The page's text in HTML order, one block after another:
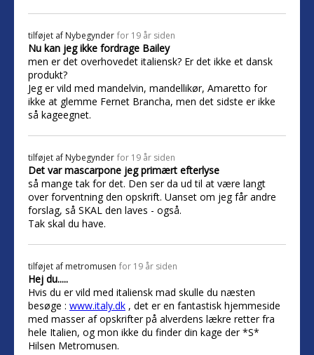
tilføjet af Nybegynder for 19 år siden
Nu kan jeg ikke fordrage Bailey
men er det overhovedet italiensk? Er det ikke et dansk
produkt?
Jeg er vild med mandelvin, mandellikør, Amaretto for
ikke at glemme Fernet Brancha, men det sidste er ikke
så kageegnet.
tilføjet af Nybegynder for 19 år siden
Det var mascarpone jeg primært efterlyse
så mange tak for det. Den ser da ud til at være langt
over forventning den opskrift. Uanset om jeg får andre
forslag, så SKAL den laves - også.
Tak skal du have.
tilføjet af metromusen for 19 år siden
Hej du.....
Hvis du er vild med italiensk mad skulle du næsten
besøge : www.italy.dk , det er en fantastisk hjemmeside
med masser af opskrifter på alverdens lækre retter fra
hele Italien, og mon ikke du finder din kage der *S*
Hilsen Metromusen.